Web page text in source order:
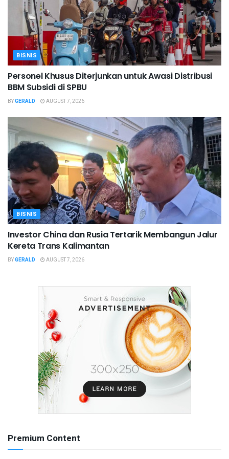
BISNIS
Personel Khusus Diterjunkan untuk Awasi Distribusi
BBM Subsidi di SPBU
BYGERALD AUGUST 7, 2026
BISNIS
Investor China dan Rusia Tertarik Membangun Jalur
Kereta Trans Kalimantan
BYGERALD AUGUST 7, 2026
Premium Content